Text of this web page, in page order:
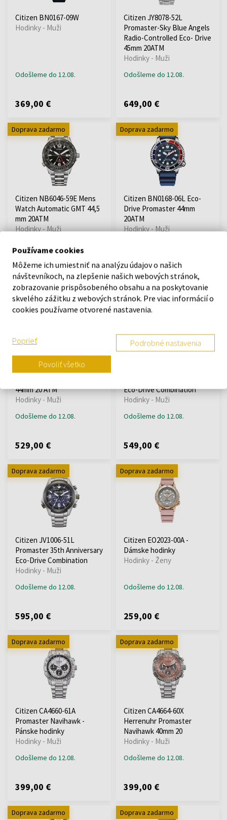
Citizen BN0167-09W
Hodinky - Muži
Odošleme do 12.08.
369,00 €
Citizen JY8078-52L
Promaster-Sky Blue Angels
Radio-Controlled Eco- Drive
45mm 20ATM
Hodinky - Muži
Odošleme do 12.08.
649,00 €
Doprava zadarmo
Citizen NB6046-59E Mens
Watch Automatic GMT 44,5
mm 20ATM
Hodinky - Muži
Odošleme do 12.08.
745,00 €
Doprava zadarmo
Citizen BN0168-06L Eco-
Drive Promaster 44mm
20ATM
Hodinky - Muži
249,00 €
Doprava zadarmo
Citizen AT8020-54L
44mm 20 ATM
Hodinky - Muži
Odošleme do 12.08.
529,00 €
Doprava zadarmo
Eco-Drive Combination
Hodinky - Muži
Odošleme do 12.08.
549,00 €
Doprava zadarmo
Citizen JV1006-51L
Promaster 35th Anniversary
Eco-Drive Combination
Hodinky - Muži
Odošleme do 12.08.
595,00 €
Doprava zadarmo
Citizen EO2023-00A -
Dámske hodinky
Hodinky - Ženy
Odošleme do 12.08.
259,00 €
Doprava zadarmo
Citizen CA4660-61A
Promaster Navihawk -
Pánske hodinky
Hodinky - Muži
Odošleme do 12.08.
399,00 €
Doprava zadarmo
Citizen CA4664-60X
Herrenuhr Promaster
Navihawk 40mm 20
Hodinky - Muži
Odošleme do 12.08.
399,00 €
Doprava zadarmo Doprava zadarmo
Používame cookies
Môžeme ich umiestniť na analýzu údajov o našich
návštevníkoch, na zlepšenie našich webových stránok,
zobrazovanie prispôsobeného obsahu a na poskytovanie
skvelého zážitku z webových stránok. Pre viac informácií o
cookies používame otvorené nastavenia.
Poprieť Podrobné nastavenia
Povoliť všetko